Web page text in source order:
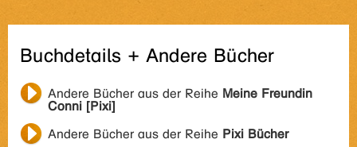
Buchdetails + Andere Bücher
Andere Bücher aus der Reihe Meine Freundin
Conni [Pixi]
Andere Bücher aus der Reihe Pixi Bücher